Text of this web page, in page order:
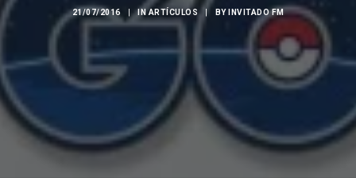
21/07/2016 INARTÍCULOS BY INVITADO FM